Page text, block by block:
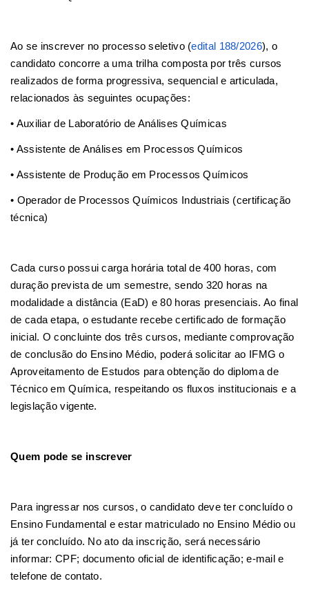
Ao se inscrever no processo seletivo (edital 188/2026), o
candidato concorre a uma trilha composta por três cursos
realizados de forma progressiva, sequencial e articulada,
relacionados às seguintes ocupações:
• Auxiliar de Laboratório de Análises Químicas
• Assistente de Análises em Processos Químicos
• Assistente de Produção em Processos Químicos
• Operador de Processos Químicos Industriais (certificação
técnica)
Cada curso possui carga horária total de 400 horas, com
duração prevista de um semestre, sendo 320 horas na
modalidade a distância (EaD) e 80 horas presenciais. Ao final
de cada etapa, o estudante recebe certificado de formação
inicial. O concluinte dos três cursos, mediante comprovação
de conclusão do Ensino Médio, poderá solicitar ao IFMG o
Aproveitamento de Estudos para obtenção do diploma de
Técnico em Química, respeitando os fluxos institucionais e a
legislação vigente.
Quem pode se inscrever
Para ingressar nos cursos, o candidato deve ter concluído o
Ensino Fundamental e estar matriculado no Ensino Médio ou
já ter concluído. No ato da inscrição, será necessário
informar: CPF; documento oficial de identificação; e-mail e
telefone de contato.